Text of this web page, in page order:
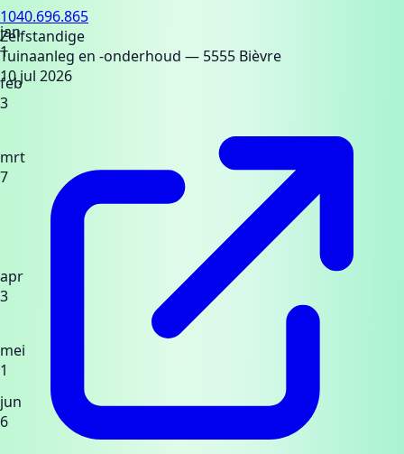
jan
1
feb
3
mrt
7
apr
3
mei
1
jun
6
1040.696.865
Zelfstandige
Tuinaanleg en -onderhoud — 5555 Bièvre
10 jul 2026